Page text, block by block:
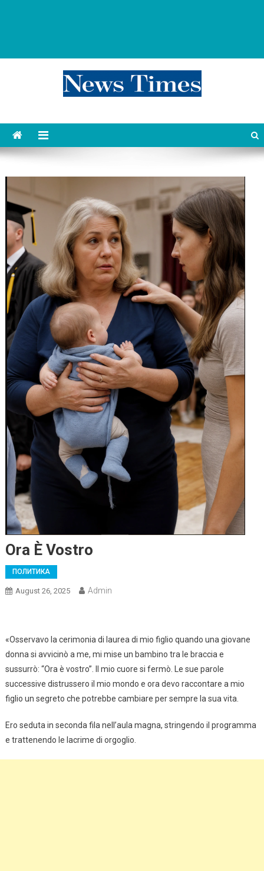
Ora È Vostro
ПОЛИТИКА
August 26, 2025 Admin
«Osservavo la cerimonia di laurea di mio figlio quando una giovane
donna si avvicinò a me, mi mise un bambino tra le braccia e
sussurrò: “Ora è vostro”. Il mio cuore si fermò. Le sue parole
successive distrussero il mio mondo e ora devo raccontare a mio
figlio un segreto che potrebbe cambiare per sempre la sua vita.
Ero seduta in seconda fila nell’aula magna, stringendo il programma
e trattenendo le lacrime di orgoglio.